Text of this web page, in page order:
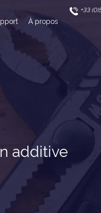
+33
À propos
additive